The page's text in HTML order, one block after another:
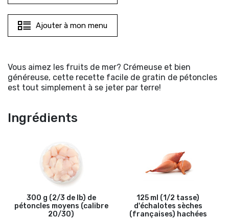
Ajouter à mon menu
Vous aimez les fruits de mer? Crémeuse et bien
généreuse, cette recette facile de gratin de pétoncles
est tout simplement à se jeter par terre!
Ingrédients
300 g (2/3 de lb) de
pétoncles moyens (calibre
20/30)
125 ml (1/2 tasse)
d'échalotes sèches
(françaises) hachées